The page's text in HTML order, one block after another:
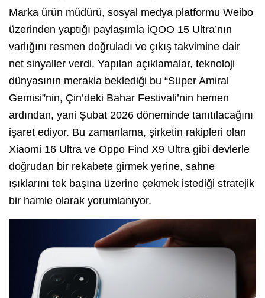
Marka ürün müdürü, sosyal medya platformu Weibo
üzerinden yaptığı paylaşımla iQOO 15 Ultra’nın
varlığını resmen doğruladı ve çıkış takvimine dair
net sinyaller verdi. Yapılan açıklamalar, teknoloji
dünyasının merakla beklediği bu “Süper Amiral
Gemisi”nin, Çin’deki Bahar Festivali’nin hemen
ardından, yani Şubat 2026 döneminde tanıtılacağını
işaret ediyor. Bu zamanlama, şirketin rakipleri olan
Xiaomi 16 Ultra ve Oppo Find X9 Ultra gibi devlerle
doğrudan bir rekabete girmek yerine, sahne
ışıklarını tek başına üzerine çekmek istediği stratejik
bir hamle olarak yorumlanıyor.